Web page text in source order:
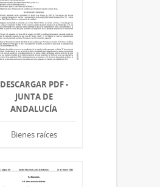
DESCARGAR PDF -
JUNTA DE
ANDALUCÍA
Bienes raíces